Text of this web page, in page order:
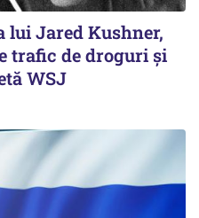
lui Jared Kushner,
trafic de droguri și
WSJ